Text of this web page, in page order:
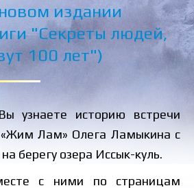
издании
"Секреты людей,
100 лет")
узнаете историю встречи
Лам» Олега Ламыкина с
берегу озера Иссык-куль.
с ними по страницам